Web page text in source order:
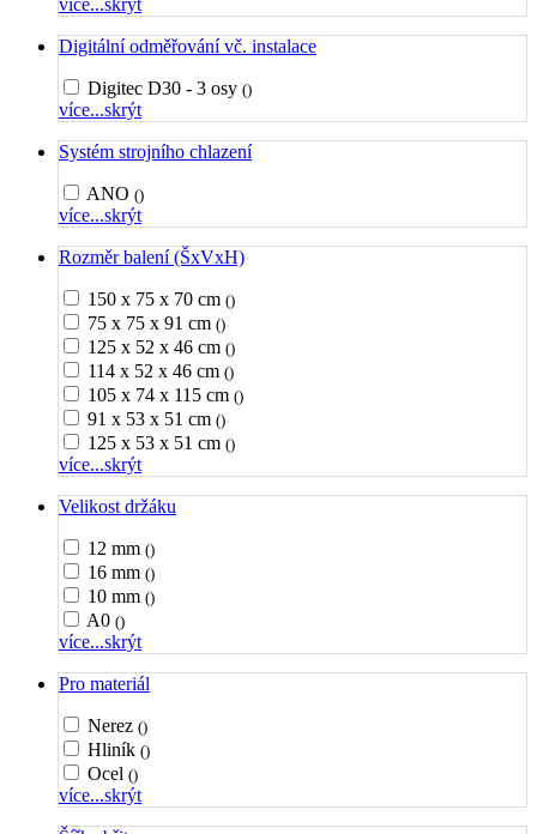
více...skrýt
Digitální odměřování vč. instalace
Digitec D30 - 3 osy ()
více...skrýt
Systém strojního chlazení
ANO ()
více...skrýt
Rozměr balení (ŠxVxH)
150 x 75 x 70 cm ()
75 x 75 x 91 cm ()
125 x 52 x 46 cm ()
114 x 52 x 46 cm ()
105 x 74 x 115 cm ()
91 x 53 x 51 cm ()
125 x 53 x 51 cm ()
více...skrýt
Velikost držáku
12 mm ()
16 mm ()
10 mm ()
A0 ()
více...skrýt
Pro materiál
Nerez ()
Hliník ()
Ocel ()
více...skrýt